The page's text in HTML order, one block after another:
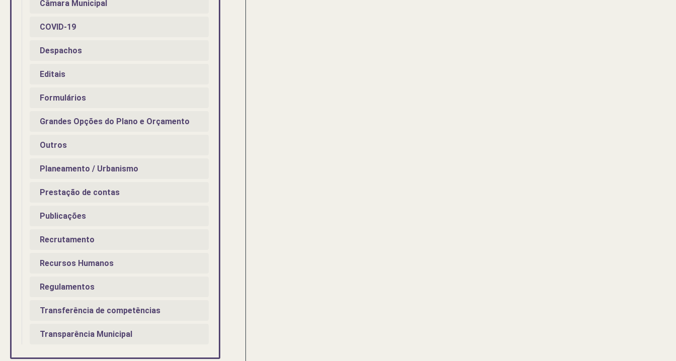
Câmara Municipal
COVID-19
Despachos
Editais
Formulários
Grandes Opções do Plano e Orçamento
Outros
Planeamento / Urbanismo
Prestação de contas
Publicações
Recrutamento
Recursos Humanos
Regulamentos
Transferência de competências
Transparência Municipal